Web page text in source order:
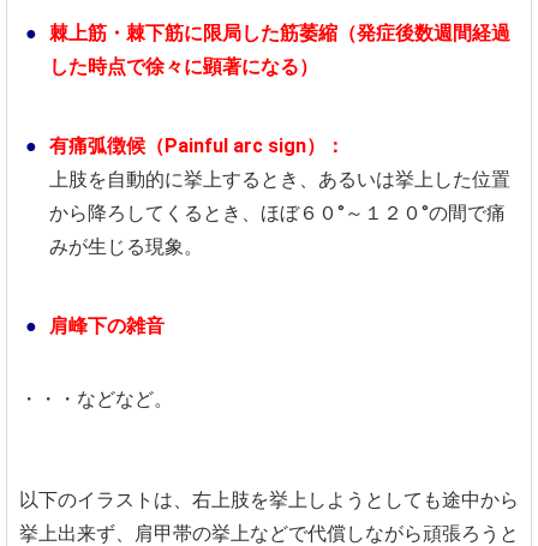
棘上筋・棘下筋に限局した筋萎縮（発症後数週間経過
した時点で徐々に顕著になる）
有痛弧徴候（Painful arc sign）：
上肢を自動的に挙上するとき、あるいは挙上した位置
から降ろしてくるとき、ほぼ６０°～１２０°の間で痛
みが生じる現象。
肩峰下の雑音
・・・などなど。
以下のイラストは、右上肢を挙上しようとしても途中から
挙上出来ず、肩甲帯の挙上などで代償しながら頑張ろうと